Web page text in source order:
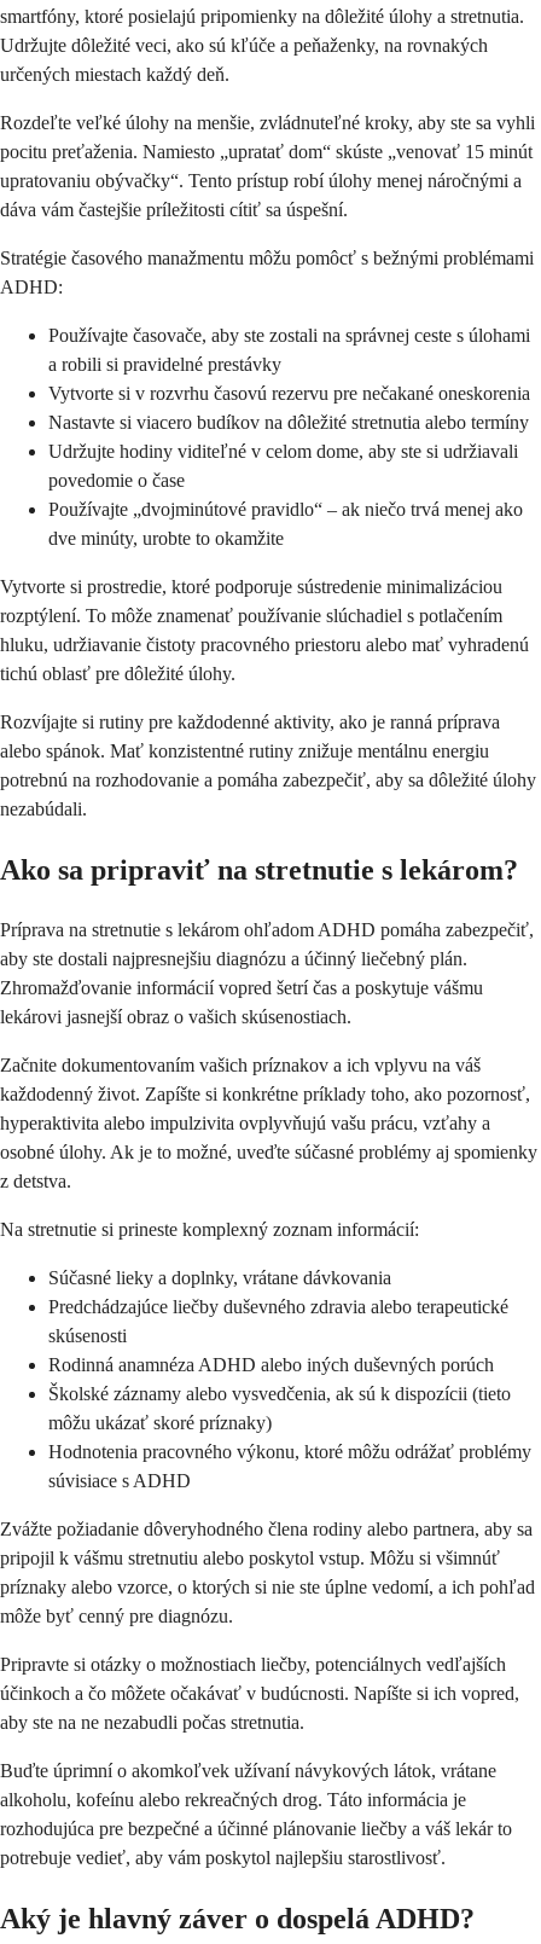
smartfóny, ktoré posielajú pripomienky na dôležité úlohy a stretnutia.
Udržujte dôležité veci, ako sú kľúče a peňaženky, na rovnakých
určených miestach každý deň.
Rozdeľte veľké úlohy na menšie, zvládnuteľné kroky, aby ste sa vyhli
pocitu preťaženia. Namiesto „upratať dom“ skúste „venovať 15 minút
upratovaniu obývačky“. Tento prístup robí úlohy menej náročnými a
dáva vám častejšie príležitosti cítiť sa úspešní.
Stratégie časového manažmentu môžu pomôcť s bežnými problémami
ADHD:
Používajte časovače, aby ste zostali na správnej ceste s úlohami
a robili si pravidelné prestávky
Vytvorte si v rozvrhu časovú rezervu pre nečakané oneskorenia
Nastavte si viacero budíkov na dôležité stretnutia alebo termíny
Udržujte hodiny viditeľné v celom dome, aby ste si udržiavali
povedomie o čase
Používajte „dvojminútové pravidlo“ – ak niečo trvá menej ako
dve minúty, urobte to okamžite
Vytvorte si prostredie, ktoré podporuje sústredenie minimalizáciou
rozptýlení. To môže znamenať používanie slúchadiel s potlačením
hluku, udržiavanie čistoty pracovného priestoru alebo mať vyhradenú
tichú oblasť pre dôležité úlohy.
Rozvíjajte si rutiny pre každodenné aktivity, ako je ranná príprava
alebo spánok. Mať konzistentné rutiny znižuje mentálnu energiu
potrebnú na rozhodovanie a pomáha zabezpečiť, aby sa dôležité úlohy
nezabúdali.
Ako sa pripraviť na stretnutie s lekárom?
Príprava na stretnutie s lekárom ohľadom ADHD pomáha zabezpečiť,
aby ste dostali najpresnejšiu diagnózu a účinný liečebný plán.
Zhromažďovanie informácií vopred šetrí čas a poskytuje vášmu
lekárovi jasnejší obraz o vašich skúsenostiach.
Začnite dokumentovaním vašich príznakov a ich vplyvu na váš
každodenný život. Zapíšte si konkrétne príklady toho, ako pozornosť,
hyperaktivita alebo impulzivita ovplyvňujú vašu prácu, vzťahy a
osobné úlohy. Ak je to možné, uveďte súčasné problémy aj spomienky
z detstva.
Na stretnutie si prineste komplexný zoznam informácií:
Súčasné lieky a doplnky, vrátane dávkovania
Predchádzajúce liečby duševného zdravia alebo terapeutické
skúsenosti
Rodinná anamnéza ADHD alebo iných duševných porúch
Školské záznamy alebo vysvedčenia, ak sú k dispozícii (tieto
môžu ukázať skoré príznaky)
Hodnotenia pracovného výkonu, ktoré môžu odrážať problémy
súvisiace s ADHD
Zvážte požiadanie dôveryhodného člena rodiny alebo partnera, aby sa
pripojil k vášmu stretnutiu alebo poskytol vstup. Môžu si všimnúť
príznaky alebo vzorce, o ktorých si nie ste úplne vedomí, a ich pohľad
môže byť cenný pre diagnózu.
Pripravte si otázky o možnostiach liečby, potenciálnych vedľajších
účinkoch a čo môžete očakávať v budúcnosti. Napíšte si ich vopred,
aby ste na ne nezabudli počas stretnutia.
Buďte úprimní o akomkoľvek užívaní návykových látok, vrátane
alkoholu, kofeínu alebo rekreačných drog. Táto informácia je
rozhodujúca pre bezpečné a účinné plánovanie liečby a váš lekár to
potrebuje vedieť, aby vám poskytol najlepšiu starostlivosť.
Aký je hlavný záver o dospelá ADHD?